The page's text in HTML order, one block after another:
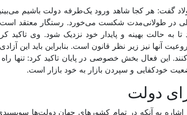
گفت: هر کجا شاهد ورود یک‌طرفه‌‌ دولت باشیم
در طولانی‌مدت شکست می‌‌‌خورد. رستگار معتقد است
به حالت بهینه و پایدار خود نزدیک شود. وی
آنها نیز زیر نظر قانون است. بنابراین باید این
این فعال بخش خصوصی در پایان تاکید کرد: تنها
خودکفایی و سپردن بازار به خود بازار است.
دولت
به آنکه در تمام کشورهای جهان دولت‌‌‌ها سوبسیدی